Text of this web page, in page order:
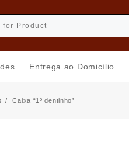
Entrega ao Domicílio
Caixa “1º dentinho”